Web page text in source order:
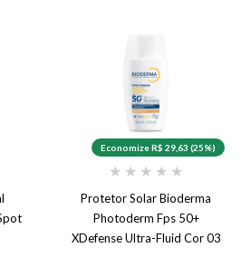
Economize R$ 29,63 (25%)
★ ★ ★ ★ ★
Protetor Solar Bioderma
Photoderm Fps 50+
XDefense Ultra-Fluid Cor 03